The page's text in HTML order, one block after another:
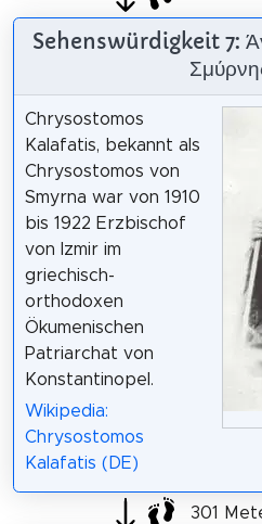
Sehenswürdigkeit 7:
Chrysostomos
Kalafatis, bekannt als
Chrysostomos von
Smyrna war von 1910
bis 1922 Erzbischof
von Izmir im
griechisch-
orthodoxen
Ökumenischen
Patriarchat von
Konstantinopel.
Wikipedia:
Chrysostomos
Kalafatis (DE)
301